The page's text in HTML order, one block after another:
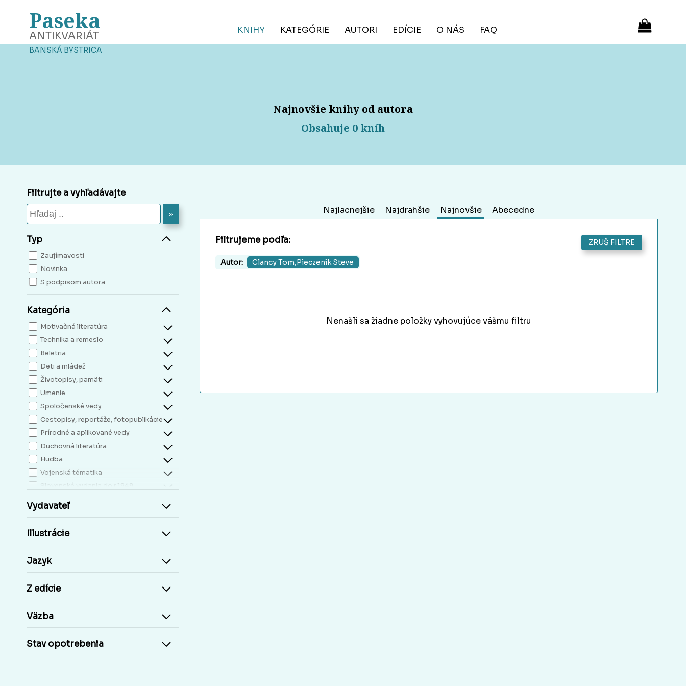
Paseka
ANTIKVARIÁT
BANSKÁ BYSTRICA
KNIHY KATEGÓRIE AUTORI EDÍCIE O NÁS FAQ
Najnovšie knihy od autora
Obsahuje 0 kníh
Filtrujte a vyhľadávajte
»
Typ
Zaujímavosti
Novinka
S podpisom autora
Kategória
Motivačná literatúra
Technika a remeslo
Beletria
Deti a mládež
Životopisy, pamäti
Umenie
Spoločenské vedy
Cestopisy, reportáže, fotopublikácie
Prírodné a aplikované vedy
Duchovná literatúra
Hudba
Vojenská tématika
Slovenské vydania do r.1948
Kresťanská literatúra
Príroda a človek
Cudzie jazyky, učebnice a slovníky
Učebnice základná škola
Staré tlače, Early prints
Časopisy a noviny
Vydavateľ
Illustrácie
Jazyk
Z edície
Väzba
Stav opotrebenia
Najlacnejšie Najdrahšie Najnovšie Abecedne
Filtrujeme podľa: ZRUŠ FILTRE
Autor: Clancy Tom,Pieczenik Steve
Nenašli sa žiadne položky vyhovujúce vášmu filtru